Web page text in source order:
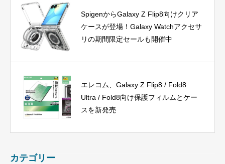
SpigenからGalaxy Z Flip8向けクリア
ケースが登場！Galaxy Watchアクセサ
リの期間限定セールも開催中
エレコム、Galaxy Z Flip8 / Fold8
Ultra / Fold8向け保護フィルムとケー
スを新発売
カテゴリー